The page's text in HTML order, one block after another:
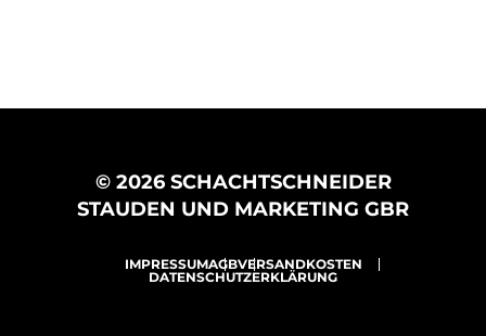
© 2026 SCHACHTSCHNEIDER
STAUDEN UND MARKETING GBR
IMPRESSUMAGBVERSANDKOSTEN
DATENSCHUTZERKLÄRUNG